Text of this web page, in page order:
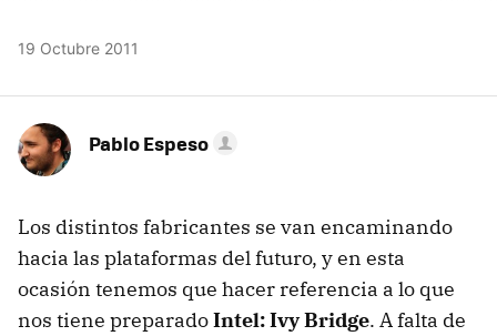
19 Octubre 2011
Pablo Espeso
Los distintos fabricantes se van encaminando
hacia las plataformas del futuro, y en esta
ocasión tenemos que hacer referencia a lo que
nos tiene preparadoIntel: Ivy Bridge. A falta de